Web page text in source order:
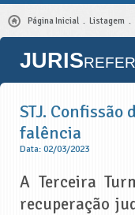
Página Inicial Listagem
JURIS
STJ.
falência
Data: 02/03/2023
A Terceira
recuperação